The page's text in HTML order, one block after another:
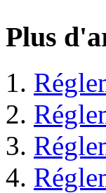
Plus